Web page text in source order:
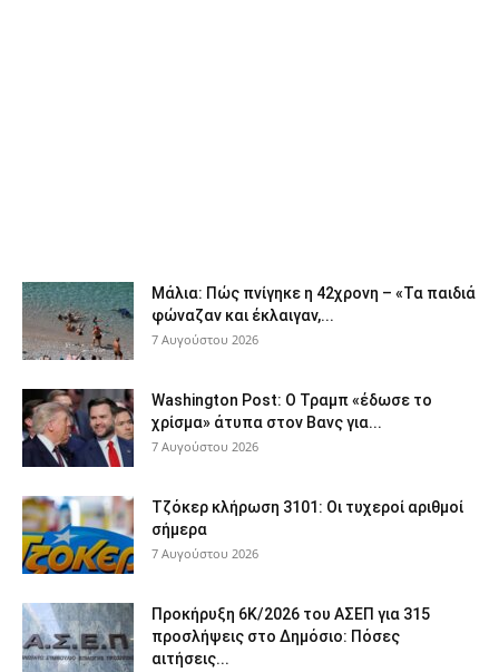
Μάλια: Πώς πνίγηκε η 42χρονη – «Τα παιδιά
φώναζαν και έκλαιγαν,...
7 Αυγούστου 2026
Washington Post: Ο Τραμπ «έδωσε το
χρίσμα» άτυπα στον Βανς για...
7 Αυγούστου 2026
Τζόκερ κλήρωση 3101: Οι τυχεροί αριθμοί
σήμερα
7 Αυγούστου 2026
Προκήρυξη 6Κ/2026 του ΑΣΕΠ για 315
προσλήψεις στο Δημόσιο: Πόσες
αιτήσεις...